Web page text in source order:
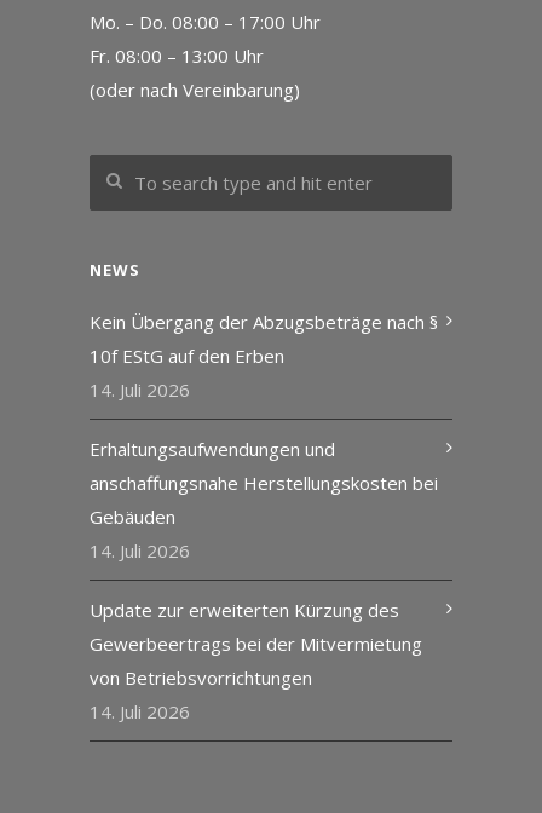
Mo. – Do. 08:00 – 17:00 Uhr
Fr. 08:00 – 13:00 Uhr
(oder nach Vereinbarung)
NEWS
Kein Übergang der Abzugsbeträge nach §
10f EStG auf den Erben
14. Juli 2026
Erhaltungsaufwendungen und
anschaffungsnahe Herstellungskosten bei
Gebäuden
14. Juli 2026
Update zur erweiterten Kürzung des
Gewerbeertrags bei der Mitvermietung
von Betriebsvorrichtungen
14. Juli 2026